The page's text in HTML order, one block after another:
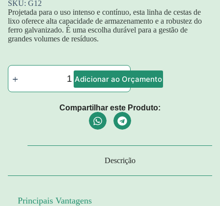
SKU: G12
Projetada para o uso intenso e contínuo, esta linha de cestas de
lixo oferece alta capacidade de armazenamento e a robustez do
ferro galvanizado. É uma escolha durável para a gestão de
grandes volumes de resíduos.
Adicionar ao Orçamento
Compartilhar este Produto:
Descrição
Principais Vantagens